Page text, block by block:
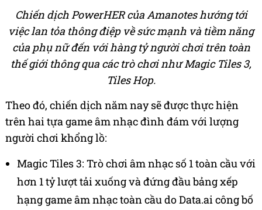
Chiến dịch PowerHER của Amanotes hướng tới
việc lan tỏa thông điệp về sức mạnh và tiềm năng
của phụ nữ đến với hàng tỷ người chơi trên toàn
thế giới thông qua các trò chơi như Magic Tiles 3,
Tiles Hop.
Theo đó, chiến dịch năm nay sẽ được thực hiện
trên hai tựa game âm nhạc đình đám với lượng
người chơi khổng lồ:
Magic Tiles 3: Trò chơi âm nhạc số 1 toàn cầu với
hơn 1 tỷ lượt tải xuống và đứng đầu bảng xếp
hạng game âm nhạc toàn cầu do Data.ai công bố